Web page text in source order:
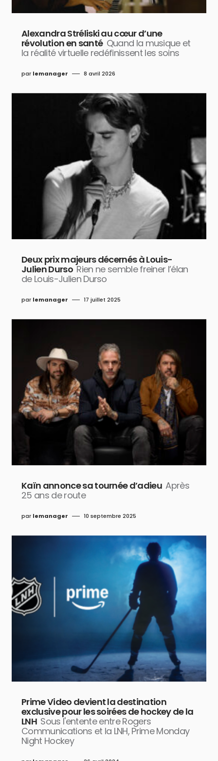
Alexandra Stréliski au cœur d’une
révolution en santé Quand la musique et
la réalité virtuelle redéfinissent les soins
par lemanager 8 avril 2026
Deux prix majeurs décernés à Louis-
Julien Durso Rien ne semble freiner l’élan
de Louis-Julien Durso
par lemanager 17 juillet 2025
Kaïn annonce sa tournée d’adieu Après
25 ans de route
par lemanager 10 septembre 2025
Prime Video devient la destination
exclusive pour les soirées de hockey de la
LNH Sous l'entente entre Rogers
Communications et la LNH, Prime Monday
Night Hockey